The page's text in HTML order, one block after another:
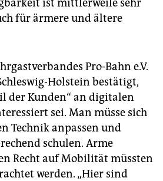
ist mittlerweile sehr
für ärmere und ältere
Pro-Bahn e.V.
Holstein bestätigt,
der Kunden“ an digitalen
sei. Man müsse sich
Technik anpassen und
schulen. Arme
Recht auf Mobilität müssten
werden. „Hier sind